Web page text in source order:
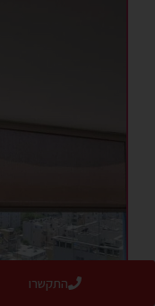
התקשרו